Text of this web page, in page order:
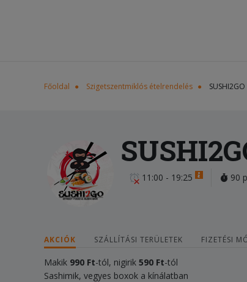
Főoldal Szigetszentmiklós ételrendelés SUSHI2GO
11:00 - 19:25 90
AKCIÓK SZÁLLÍTÁSI TERÜLETEK FIZETÉSI
Makik 990 Ft-tól, nigirik 590 Ft-tól
Sashimik, vegyes boxok a kínálatban